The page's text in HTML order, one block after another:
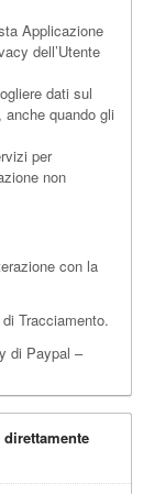
Applicazione
dell’Utente
dati sul
quando gli
per
non
con la
Tracciamento.
di Paypal –